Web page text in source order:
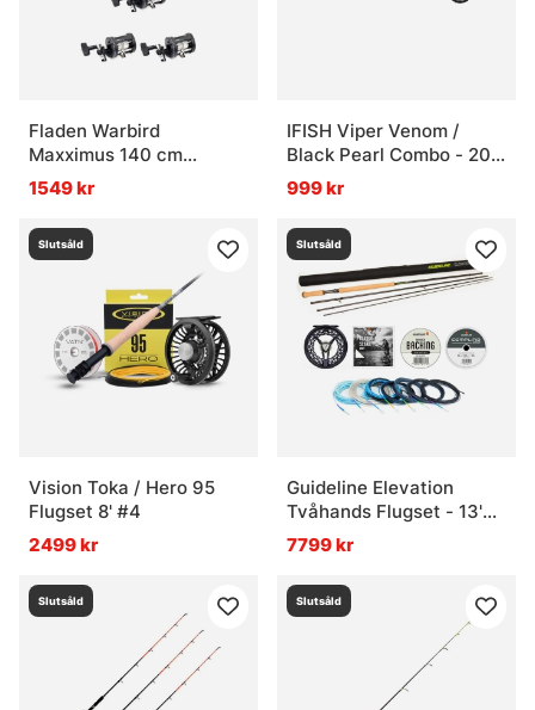
Fladen Warbird
Maxximus 140 cm
Högervev 3-Pack
1549 kr
IFISH Viper Venom /
Black Pearl Combo - 20
Medium
999 kr
Slutsåld
Vision Toka / Hero 95
Flugset 8' #4
2499 kr
Slutsåld
Guideline Elevation
Tvåhands Flugset - 13'
#8/9
7799 kr
Slutsåld Slutsåld